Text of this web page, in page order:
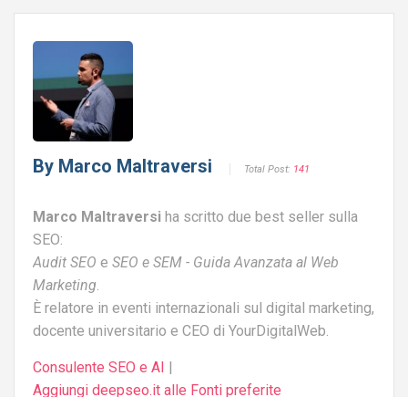
By Marco Maltraversi Total Post: 141
Marco Maltraversi ha scritto due best seller sulla
SEO:
Audit SEO e SEO e SEM - Guida Avanzata al Web
Marketing.
È relatore in eventi internazionali sul digital marketing,
docente universitario e CEO di YourDigitalWeb.
Consulente SEO e AI |
Aggiungi deepseo.it alle Fonti preferite